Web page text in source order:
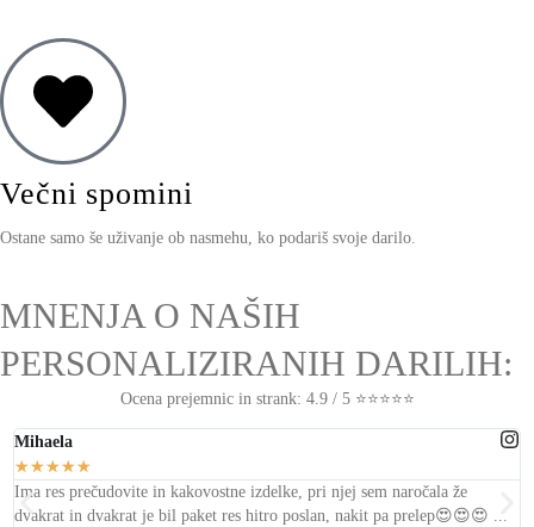
Večni spomini
Ostane samo še uživanje ob nasmehu, ko podariš svoje darilo.
MNENJA O NAŠIH
PERSONALIZIRANIH DARILIH:
Ocena prejemnic in strank: 4.9 / 5 ⭐⭐⭐⭐⭐
Mihaela
★★★★★
Ima res prečudovite in kakovostne izdelke, pri njej sem naročala že
dvakrat in dvakrat je bilpaket res hitro poslan, nakit pa prelep😍😍😍 ...